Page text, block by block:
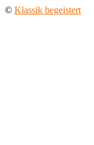
© Klassik begeistert